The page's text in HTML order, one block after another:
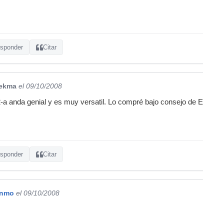
Citar
el 09/10/2008
a anda genial y es muy versatil. Lo compré bajo consejo de
Citar
el 09/10/2008